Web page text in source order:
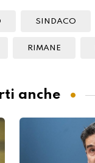
SINDACO
RIMANE
anche